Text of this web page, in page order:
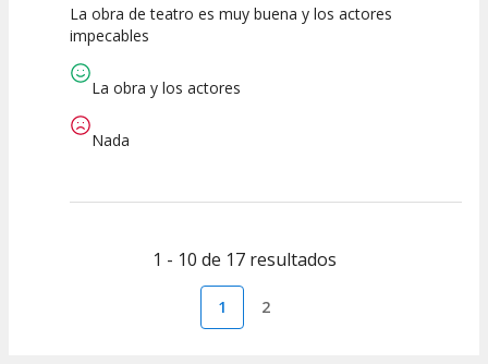
10
Espectáculo
10 10
La obra de teatro es muy buena y los actores
impecables
La obra y los actores
Nada
1 - 10 de 17 resultados
1 2